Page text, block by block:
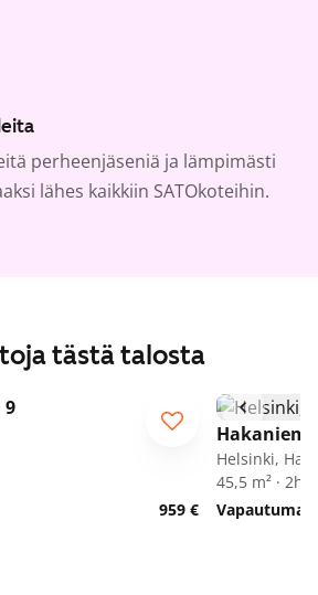
perheenjäseniä ja lämpimästi
lähes kaikkiin SATOkoteihin.
tästä talosta
/10
9
959 €
Helsinki,
45,5 m² ·